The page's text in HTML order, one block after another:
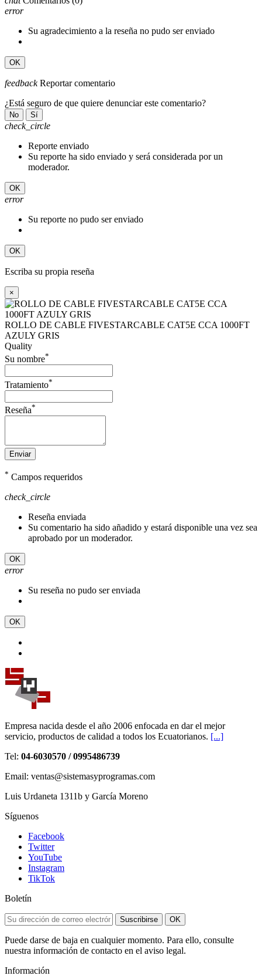
error
Su agradecimiento a la reseña no pudo ser enviado
OK
feedback Reportar comentario
¿Está seguro de que quiere denunciar este comentario?
No Sí
check_circle
Reporte enviado
Su reporte ha sido enviado y será considerada por un
moderador.
OK
error
Su reporte no pudo ser enviado
OK
Escriba su propia reseña
×
ROLLO DE CABLE FIVESTARCABLE CAT5E CCA 1000FT
AZULY GRIS
Quality
Su nombre*
Tratamiento*
Reseña*
Enviar
* Campos requeridos
check_circle
Reseña enviada
Su comentario ha sido añadido y estará disponible una vez sea
aprobado por un moderador.
OK
error
Su reseña no pudo ser enviada
OK
Empresa nacida desde el año 2006 enfocada en dar el mejor
servicio, productos de calidad a todos los Ecuatorianos. [...]
Tel: 04-6030570 / 0995486739
Email: ventas@sistemasyprogramas.com
Luis Urdaneta 1311b y García Moreno
Síguenos
Facebook
Twitter
YouTube
Instagram
TikTok
Boletín
Suscribirse OK
Puede darse de baja en cualquier momento. Para ello, consulte
nuestra información de contacto en el aviso legal.
Información